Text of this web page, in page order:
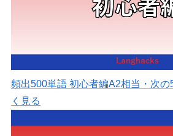
頻出500単語 初心者編A2相当・次の
く見る